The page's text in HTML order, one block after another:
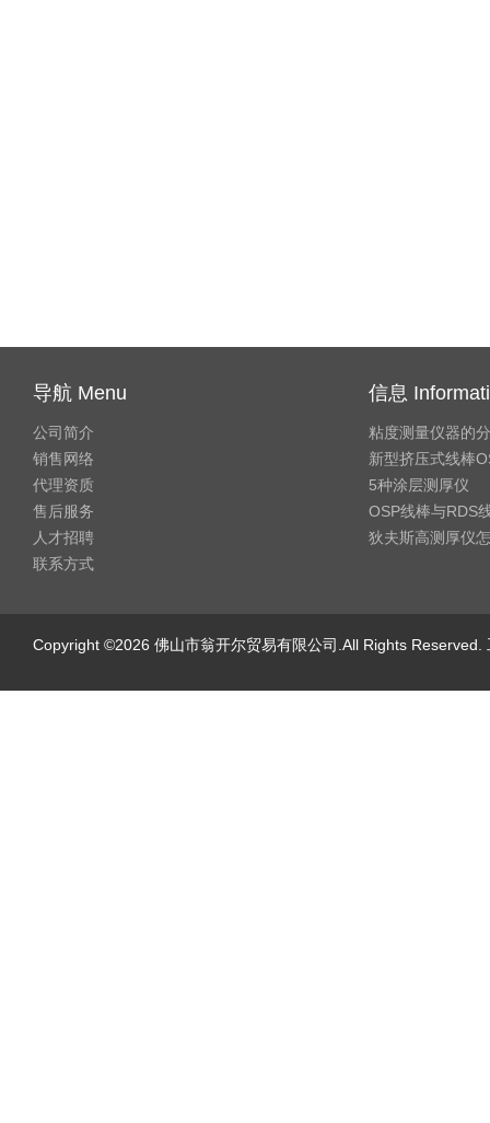
导航 Menu
公司简介
销售网络
代理资质
售后服务
人才招聘
联系方式
信息
粘度测量仪器的
新型挤压式线棒
5种涂层测厚仪
OSP线棒与RDS
狄夫斯高测厚仪
Copyright ©2026 佛山市翁开尔贸易有限公司.All Rights Reserved.